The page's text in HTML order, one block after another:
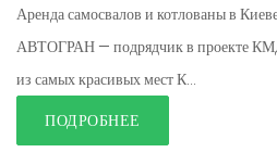
Аренда самосвалов и котлованы в
АВТОГРАН — подрядчик в проекте
из самых красивых мест К...
ПОДРОБНЕЕ